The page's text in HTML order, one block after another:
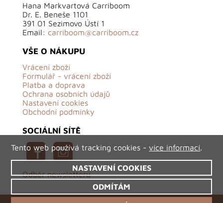
Hana Markvartová Carriboom
Dr. E. Beneše 1101
391 01 Sezimovo Ústí 1
Email: carriboom@carriboom.cz
VŠE O NÁKUPU
Vrácení zboží
Formulář - vrácení zboží
Platba a doprava
Ochrana osobních údajů
Nastavení cookies
Obchodní podmínky
SOCIÁLNÍ SÍTĚ
Odběr newsletteru
Tento web používá tracking cookies -více informací.
NASTAVENÍ COOKIES
ODMÍTÁM